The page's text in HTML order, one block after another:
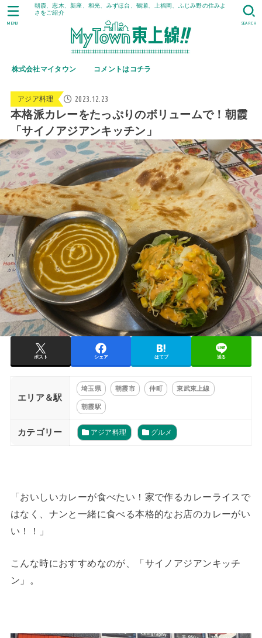
朝霞、志木、新座、和光、みずほ台、鶴瀬、上福岡、ふじみ野の住みよ
さをご紹介
株式会社マイタウン コメントはコチラ
SEARCH
MENU
アジア料理 2023.12.23
本格派カレーをたっぷりのボリュームで！朝霞
「サイノアジアンキッチン」
ポスト シェア はてブ 送る
エリア＆駅
埼玉県 朝霞市 仲町 東武東上線
朝霞駅
カテゴリー アジア料理 グルメ
「おいしいカレーが食べたい！家で作るカレーライスで
はなく、ナンと一緒に食べる本格的なお店のカレーがい
い！！」
こんな時におすすめなのが、「サイノアジアンキッチ
ン」。